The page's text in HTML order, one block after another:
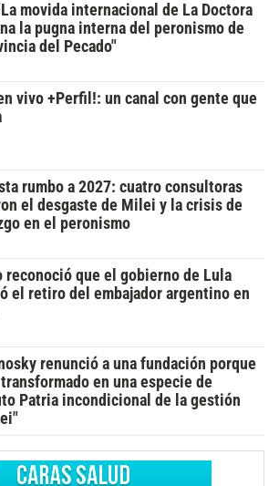
movida internacional de La Doctora
la pugna interna del peronismo de
del Pecado"
vivo +Perfil!: un canal con gente que
rumbo a 2027: cuatro consultoras
el desgaste de Milei y la crisis de
en el peronismo
reconoció que el gobierno de Lula
el retiro del embajador argentino en
renunció a una fundación porque
en una especie de
Patria incondicional de la gestión